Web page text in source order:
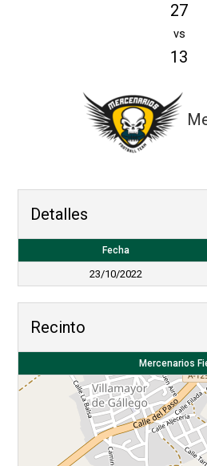
27
vs
13
Detalles
Fecha
23/10/2022
Recinto
Mercenarios